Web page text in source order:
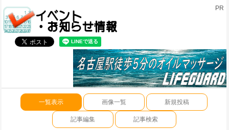
PR
一覧表示 画像一覧 新規投稿
記事編集 記事検索